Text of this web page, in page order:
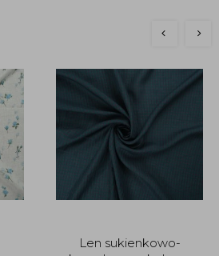
Len sukienkowo-